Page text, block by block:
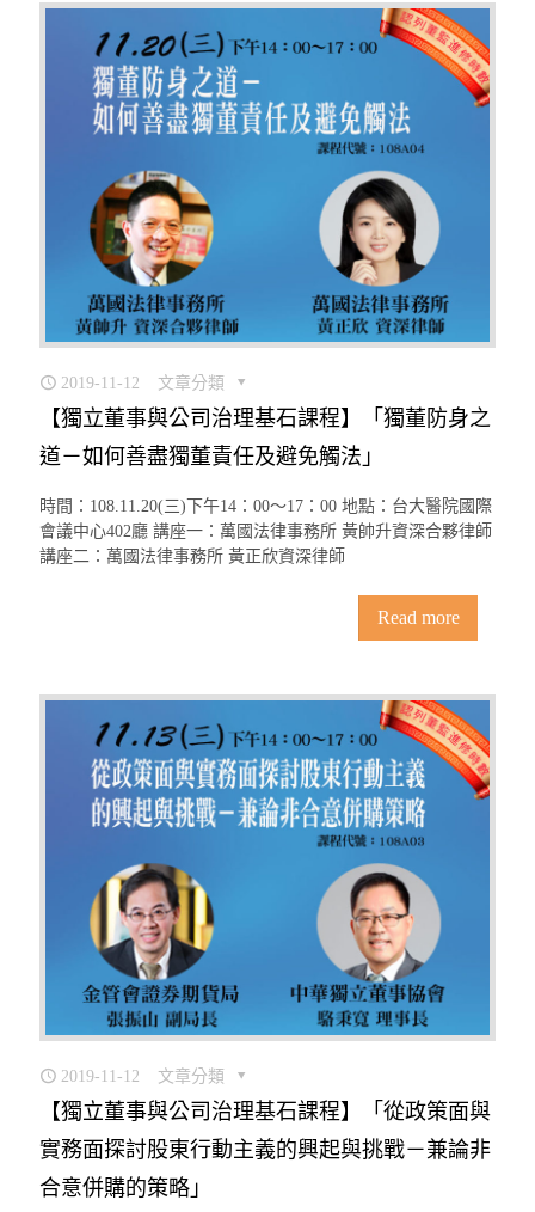
2019-11-12 文章分類
【獨立董事與公司治理基石課程】「獨董防身之
道－如何善盡獨董責任及避免觸法」
時間：108.11.20(三)下午14：00〜17：00 地點：台大醫院國際
會議中心402廳 講座一：萬國法律事務所 黃帥升資深合夥律師
講座二：萬國法律事務所 黃正欣資深律師
Read more
2019-11-12 文章分類
【獨立董事與公司治理基石課程】「從政策面與
實務面探討股東行動主義的興起與挑戰－兼論非
合意併購的策略」